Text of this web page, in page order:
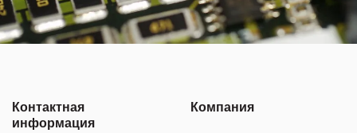
Контактная
информация
Компания